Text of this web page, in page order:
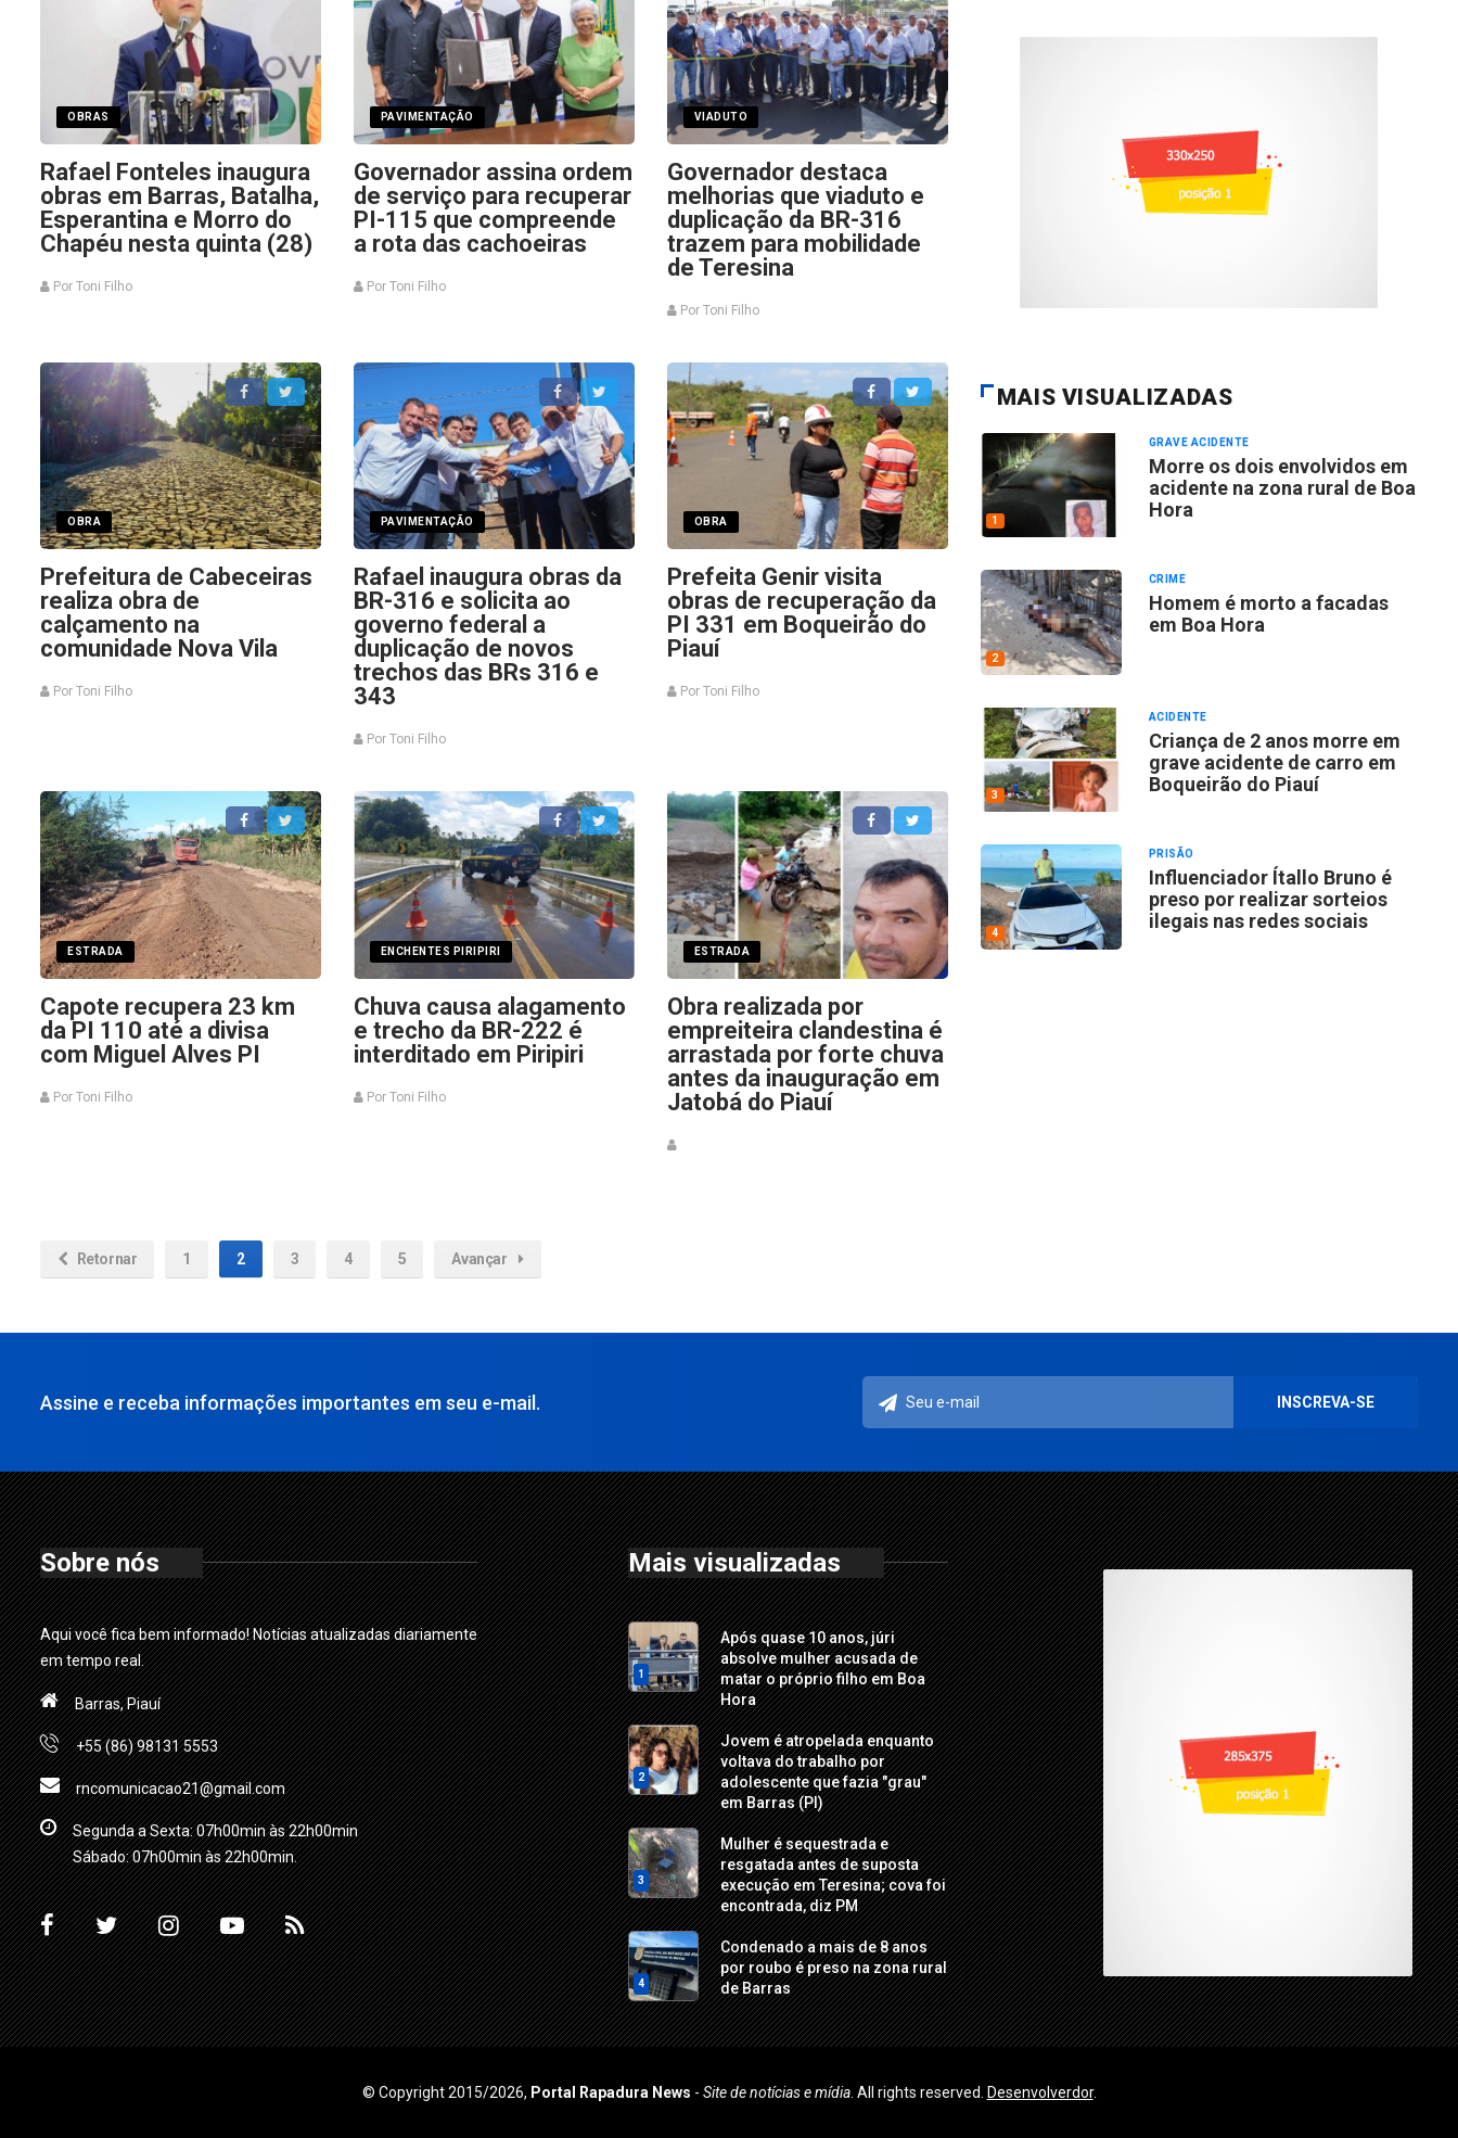
OBRAS
Rafael Fonteles inaugura
obras em Barras, Batalha,
Esperantina e Morro do
Chapéu nesta quinta (28)
Por Toni Filho
PAVIMENTAÇÃO
Governador assina ordem
de serviço para recuperar
PI-115 que compreende
a rota das cachoeiras
Por Toni Filho
VIADUTO
Governador destaca
melhorias que viaduto e
duplicação da BR-316
trazem para mobilidade
de Teresina
Por Toni Filho
OBRA
Prefeitura de Cabeceiras
realiza obra de
calçamento na
comunidade Nova Vila
Por Toni Filho
PAVIMENTAÇÃO
Rafael inaugura obras da
BR-316 e solicita ao
governo federal a
duplicação de novos
trechos das BRs 316 e
343
Por Toni Filho
OBRA
Prefeita Genir visita
obras de recuperação da
PI 331 em Boqueirão do
Piauí
Por Toni Filho
ESTRADA
Capote recupera 23 km
da PI 110 até a divisa
com Miguel Alves PI
Por Toni Filho
ENCHENTES PIRIPIRI
Chuva causa alagamento
e trecho da BR-222 é
interditado em Piripiri
Por Toni Filho
ESTRADA
Obra realizada por
empreiteira clandestina é
arrastada por forte chuva
antes da inauguração em
Jatobá do Piauí
Retornar 1 2 3 4 5 Avançar
MAIS VISUALIZADAS
1
GRAVE ACIDENTE
Morre os dois envolvidos em
acidente na zona rural de Boa
Hora
2
CRIME
Homem é morto a facadas
em Boa Hora
3
ACIDENTE
Criança de 2 anos morre em
grave acidente de carro em
Boqueirão do Piauí
4
PRISÃO
Influenciador Ítallo Bruno é
preso por realizar sorteios
ilegais nas redes sociais
Assine e receba informações importantes em seu e-mail.
Sobre nós
Aqui você fica bem informado! Notícias atualizadas diariamente
em tempo real.
Barras, Piauí
+55 (86) 98131 5553
rncomunicacao21@gmail.com
Segunda a Sexta: 07h00min às 22h00min
Sábado: 07h00min às 22h00min.
Mais visualizadas
1
Após quase 10 anos, júri
absolve mulher acusada de
matar o próprio filho em Boa
Hora
2
Jovem é atropelada enquanto
voltava do trabalho por
adolescente que fazia "grau"
em Barras (PI)
3
Mulher é sequestrada e
resgatada antes de suposta
execução em Teresina; cova foi
encontrada, diz PM
4
Condenado a mais de 8 anos
por roubo é preso na zona rural
de Barras
© Copyright 2015/2026, Portal Rapadura News - Site de notícias e mídia. All rights reserved. Desenvolverdor.